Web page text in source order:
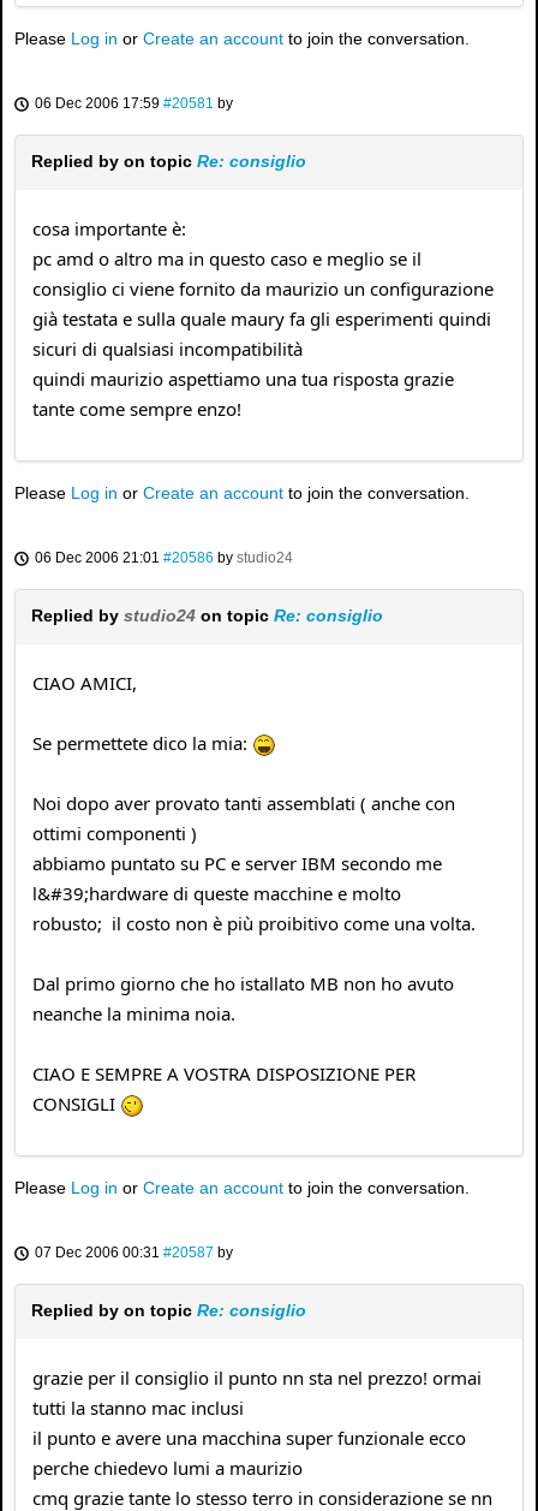
Please Log in or Create an account to join the conversation.
06 Dec 2006 17:59 #20581 by
Replied by on topic Re: consiglio
cosa importante è:
pc amd o altro ma in questo caso e meglio se il
consiglio ci viene fornito da maurizio un configurazione
già testata e sulla quale maury fa gli esperimenti quindi
sicuri di qualsiasi incompatibilità
quindi maurizio aspettiamo una tua risposta grazie
tante come sempre enzo!
Please Log in or Create an account to join the conversation.
06 Dec 2006 21:01 #20586 by studio24
Replied by studio24 on topic Re: consiglio
CIAO AMICI,
Se permettete dico la mia:
Noi dopo aver provato tanti assemblati ( anche con
ottimi componenti )
abbiamo puntato su PC e server IBM secondo me
l&#39;hardware di queste macchine e molto
robusto; il costo non è più proibitivo come una volta.
Dal primo giorno che ho istallato MB non ho avuto
neanche la minima noia.
CIAO E SEMPRE A VOSTRA DISPOSIZIONE PER
CONSIGLI
Please Log in or Create an account to join the conversation.
07 Dec 2006 00:31 #20587 by
Replied by on topic Re: consiglio
grazie per il consiglio il punto nn sta nel prezzo! ormai
tutti la stanno mac inclusi
il punto e avere una macchina super funzionale ecco
perche chiedevo lumi a maurizio
cmq grazie tante lo stesso terro in considerazione se nn